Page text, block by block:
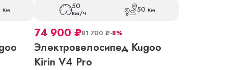
км 50
км/ч 50 км
74 900₽81 700₽-8%
Электровелосипед Kugoo
Kirin V4 Pro